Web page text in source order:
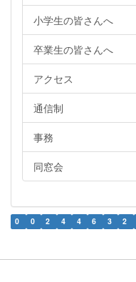
小学生の皆さんへ
卒業生の皆さんへ
アクセス
通信制
事務
同窓会
0 0 2 4 4 6 3 2